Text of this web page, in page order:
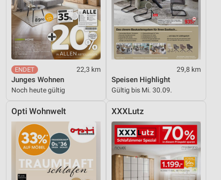
22,3 km
Junges Wohnen
Noch heute gültig
29,8 km
Speisen Highlight
Gültig bis Mi. 30.09.
Opti Wohnwelt XXXLutz